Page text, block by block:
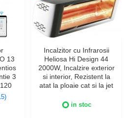
13
3
Incalzitor cu Infrarosii
Heliosa Hi Design 44
2000W, Incalzire exterior
si interior, Rezistent la
atat la ploaie cat si la jet
Culoare Alba, IPX5
in stoc